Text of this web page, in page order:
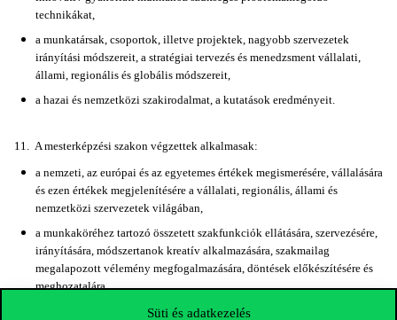
Süti és adatkezelés
technikákat,
a munkatársak, csoportok, illetve projektek, nagyobb szervezetek
irányítási módszereit, a stratégiai tervezés és menedzsment vállalati,
állami, regionális és globális módszereit,
a hazai és nemzetközi szakirodalmat, a kutatások eredményeit.
11. A mesterképzési szakon végzettek alkalmasak:
a nemzeti, az európai és az egyetemes értékek megismerésére, vállalására
és ezen értékek megjelenítésére a vállalati, regionális, állami és
nemzetközi szervezetek világában,
a munkaköréhez tartozó összetett szakfunkciók ellátására, szervezésére,
irányítására, módszertanok kreatív alkalmazására, szakmailag
megalapozott vélemény megfogalmazására, döntések előkészítésére és
meghozatalára,
a vállalati, régió, állam és nemzetközi szervezeten belüli, illetve a